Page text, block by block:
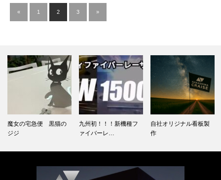
« 1 2 3 »
魔女の宅急便 黒猫の
ジジ
九州初！！！新機種フ
ァイバーレ…
自社オリジナル看板製
作